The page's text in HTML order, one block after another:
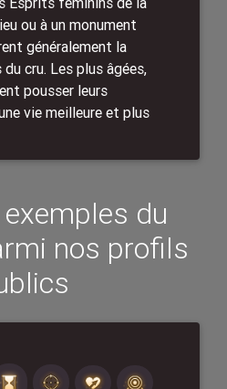
ou à un monument
généralement la
cru. Les plus âgées,
pousser leurs
vie meilleure et plus
du
nos profils